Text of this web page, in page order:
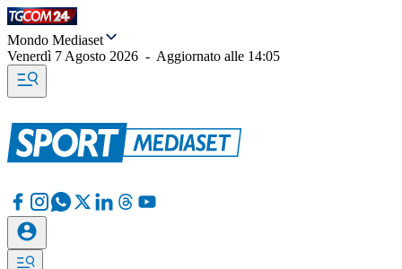
Mondo Mediaset
Venerdì 7 Agosto 2026 - Aggiornato alle 14:05